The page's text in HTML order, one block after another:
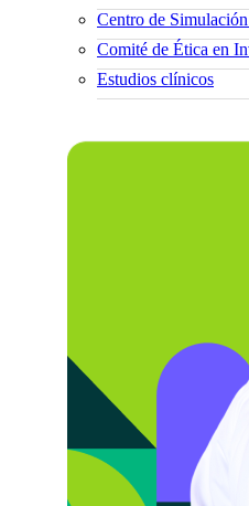
Centro de
Comité de Ética en
Estudios clínicos